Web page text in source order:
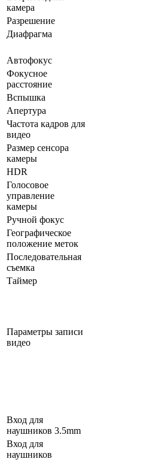
камера
Разрешение
Диафрагма
Автофокус
Фокусное
расстояние
Вспышка
Апертура
Частота кадров для
видео
Размер сенсора
камеры
HDR
Голосовое
управление
камеры
Ручной фокус
Географическое
положение меток
Последовательная
съемка
Таймер
Параметры записи
видео
Вход для
наушников 3.5mm
Вход для
наушников